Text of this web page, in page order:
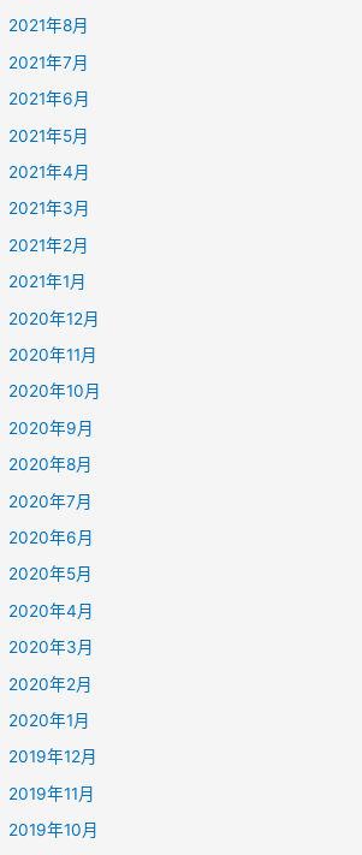
2021年8月
2021年7月
2021年6月
2021年5月
2021年4月
2021年3月
2021年2月
2021年1月
2020年12月
2020年11月
2020年10月
2020年9月
2020年8月
2020年7月
2020年6月
2020年5月
2020年4月
2020年3月
2020年2月
2020年1月
2019年12月
2019年11月
2019年10月